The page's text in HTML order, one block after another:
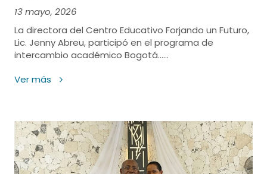
13 mayo, 2026
La directora del Centro Educativo Forjando un Futuro,
Lic. Jenny Abreu, participó en el programa de
intercambio académico Bogotá......
Ver más